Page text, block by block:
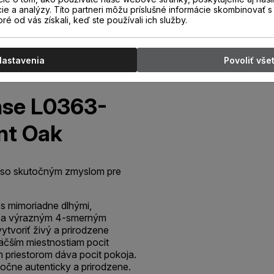
L0363-
Oak
skutočným zmyslom pre
mimoriadne dlhými,
výrazným 4-smerným
živý a prirodzene
miestnostiam pocit
priestorom dáva pocit pokoja.
autenticky a prirodzene.
a analýzy. Títo partneri môžu príslušné informácie skombinovať
od vás získali, keď ste používali ich služby.
Povoliť